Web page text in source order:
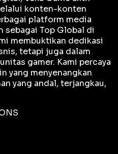
konten-konten
platform media
sebagai Top Global di
membuktikan dedikasi
tetapi juga dalam
gamer. Kami percaya
yang menyenangkan
yang andal, terjangkau,